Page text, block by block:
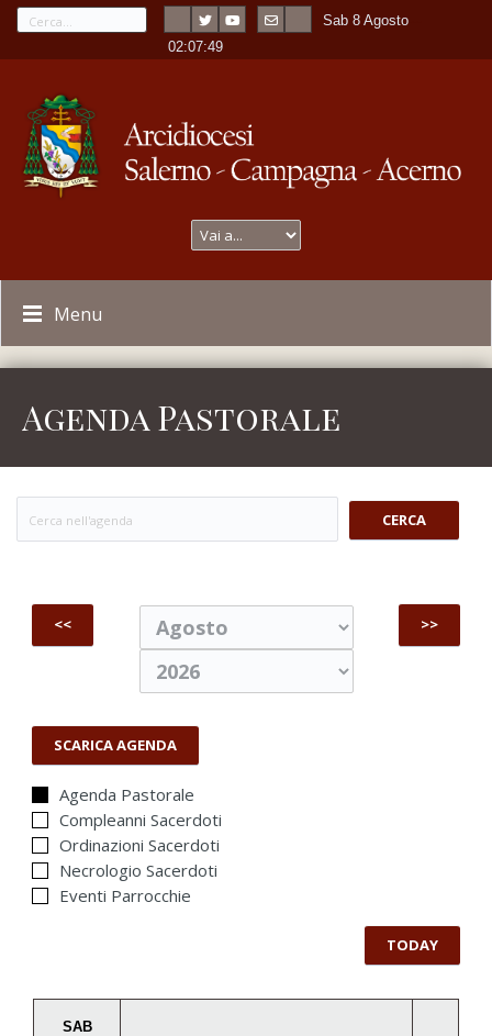
Sab 8 Agosto
-02:07:49
Menu
Agenda Pastorale
CERCA
<< >>
SCARICA AGENDA
Agenda Pastorale
Compleanni Sacerdoti
Ordinazioni Sacerdoti
Necrologio Sacerdoti
Eventi Parrocchie
TODAY
SAB